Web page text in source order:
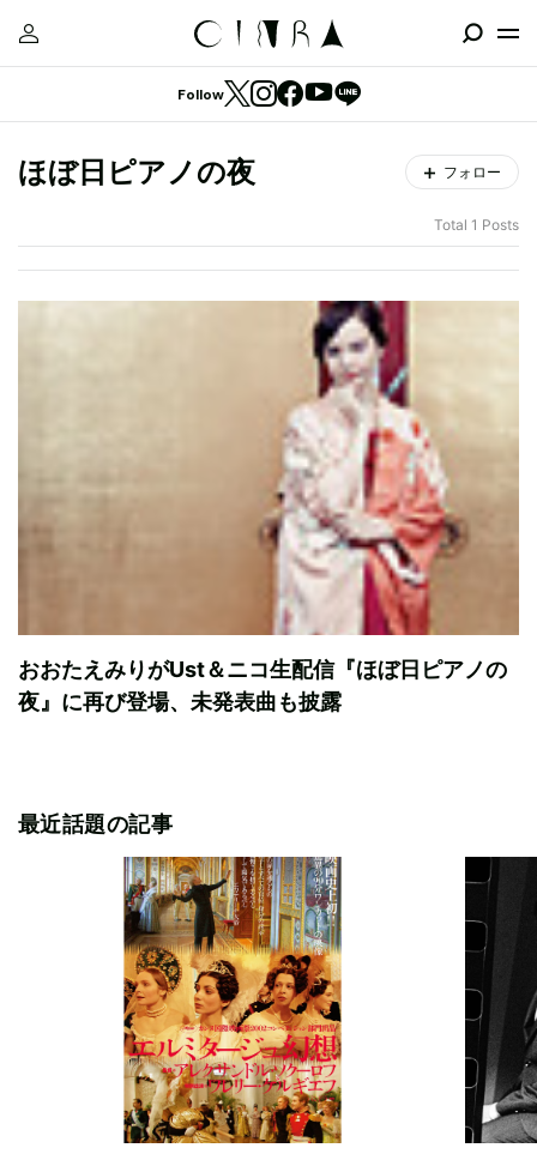
Follow
ほぼ日ピアノの夜 フォロー
Total 1 Posts
おおたえみりがUst＆ニコ生配信『ほぼ日ピアノの
夜』に再び登場、未発表曲も披露
最近話題の記事